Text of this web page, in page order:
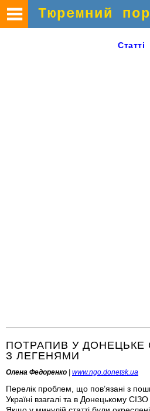
Тюремний
Статті
ПОТРАПИВ У ДОНЕЦЬКЕ
З ЛЕГЕНЯМИ
Олена Федоренко www.ngo.donetsk.ua
Перелік проблем, що пов’язані з
Україні взагалі та в Донецькому